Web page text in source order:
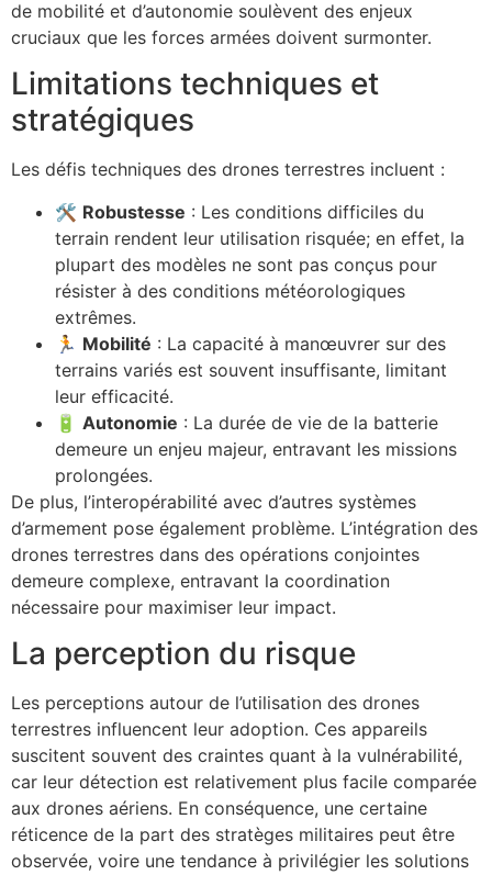
de mobilité et d’autonomie soulèvent des enjeux
cruciaux que les forces armées doivent surmonter.
Limitations techniques et
stratégiques
Les défis techniques des drones terrestres incluent :
🛠️ Robustesse : Les conditions difficiles du
terrain rendent leur utilisation risquée; en effet, la
plupart des modèles ne sont pas conçus pour
résister à des conditions météorologiques
extrêmes.
🏃 Mobilité : La capacité à manœuvrer sur des
terrains variés est souvent insuffisante, limitant
leur efficacité.
🔋 Autonomie : La durée de vie de la batterie
demeure un enjeu majeur, entravant les missions
prolongées.
De plus, l’interopérabilité avec d’autres systèmes
d’armement pose également problème. L’intégration des
drones terrestres dans des opérations conjointes
demeure complexe, entravant la coordination
nécessaire pour maximiser leur impact.
La perception du risque
Les perceptions autour de l’utilisation des drones
terrestres influencent leur adoption. Ces appareils
suscitent souvent des craintes quant à la vulnérabilité,
car leur détection est relativement plus facile comparée
aux drones aériens. En conséquence, une certaine
réticence de la part des stratèges militaires peut être
observée, voire une tendance à privilégier les solutions